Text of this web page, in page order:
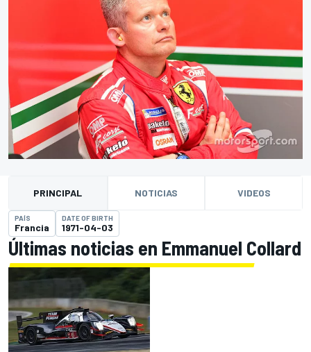
PRINCIPAL NOTICIAS VIDEOS
PAÍS
Francia
DATE OF BIRTH
1971-04-03
Últimas noticias en Emmanuel Collard